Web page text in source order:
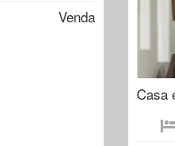
Venda
Casa